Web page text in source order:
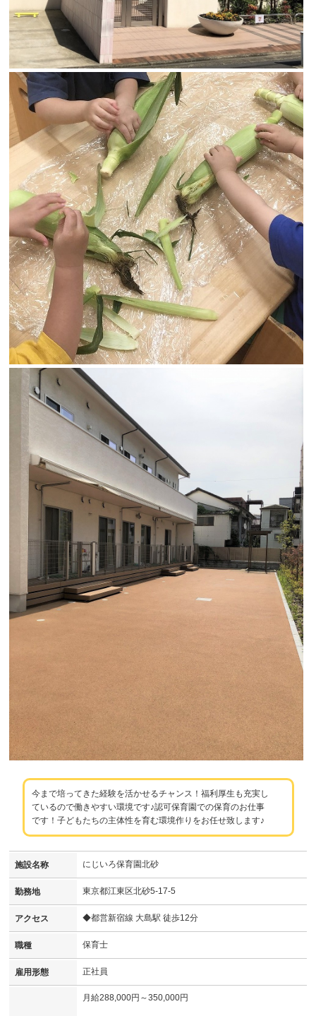
今まで培ってきた経験を活かせるチャンス！福利厚生も充実し
ているので働きやすい環境です♪認可保育園での保育のお仕事
です！子どもたちの主体性を育む環境作りをお任せ致します♪
施設名称 にじいろ保育園北砂
勤務地 東京都江東区北砂5-17-5
アクセス ◆都営新宿線 大島駅 徒歩12分
職種 保育士
雇用形態 正社員
月給288,000円～350,000円